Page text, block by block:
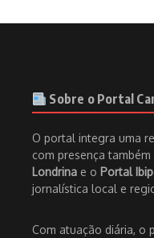
Sobre o Portal
O portal integra uma
com presença
Londrina e o Portal
jornalística local e
Com atuação diária, o